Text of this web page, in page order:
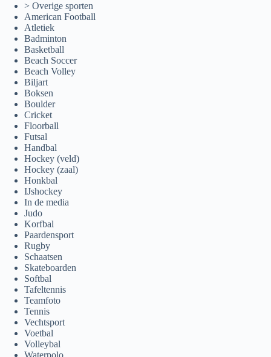
> Overige sporten
American Football
Atletiek
Badminton
Basketball
Beach Soccer
Beach Volley
Biljart
Boksen
Boulder
Cricket
Floorball
Futsal
Handbal
Hockey (veld)
Hockey (zaal)
Honkbal
IJshockey
In de media
Judo
Korfbal
Paardensport
Rugby
Schaatsen
Skateboarden
Softbal
Tafeltennis
Teamfoto
Tennis
Vechtsport
Voetbal
Volleybal